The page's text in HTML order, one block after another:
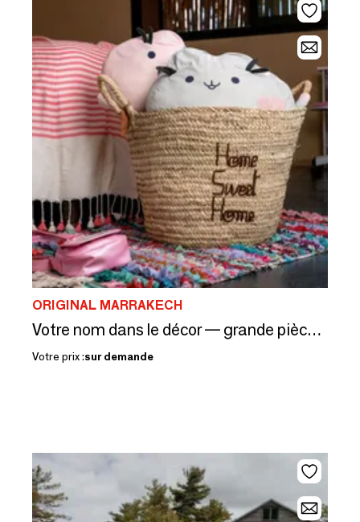
ORIGINAL MARRAKECH
Votre nom dans le décor — grande pièce brodée, vos 26 couleurs
Votre prix :sur demande